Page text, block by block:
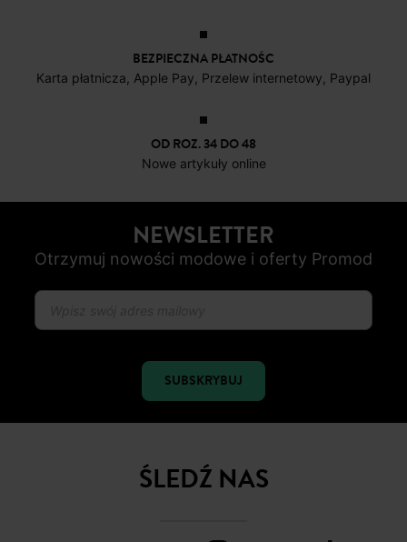
OD ROZ. 34 DO 48
NEWSLETTER
Otrzymuj nowości modowe i oferty Promod
ŚLEDŹ NAS